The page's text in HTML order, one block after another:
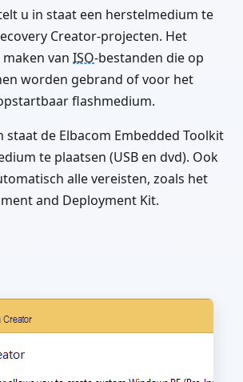
u in staat een herstelmedium te
Creator-projecten. Het
van ISO-bestanden die op
worden gebrand of voor het
flashmedium.
staat de Elbacom Embedded Toolkit
te plaatsen (USB en dvd). Ook
alle vereisten, zoals het
and Deployment Kit.